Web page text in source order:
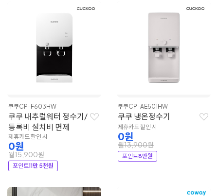
쿠쿠CP-F603HW
쿠쿠 내추럴워터 정수기/
등록비 설치비 면제
제휴카드 할인 시
0원
월15,900원
포인트11만 5천원
쿠쿠CP-AE501HW
쿠쿠 냉온정수기
제휴카드 할인 시
0원
월13,900원
포인트8만원